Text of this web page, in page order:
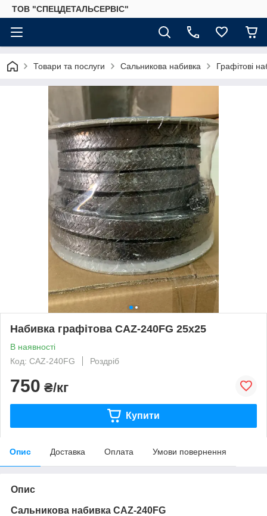
ТОВ "СПЕЦДЕТАЛЬСЕРВІС"
Товари та послуги Сальникова набивка Графітові
Набивка графітова CAZ-240FG 25x25
В наявності
Код: CAZ-240FG
Роздріб
750 ₴/кг
Купити
Опис Доставка Оплата Умови повернення
Опис
Сальникова набивка CAZ-240FG